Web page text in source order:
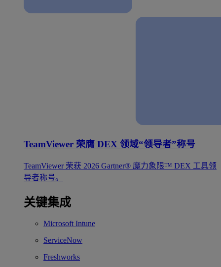
TeamViewer 荣膺 DEX 领域“领导者”称号
TeamViewer 荣获 2026 Gartner® 魔力象限™ DEX 工具领
导者称号。
关键集成
Microsoft Intune
ServiceNow
Freshworks